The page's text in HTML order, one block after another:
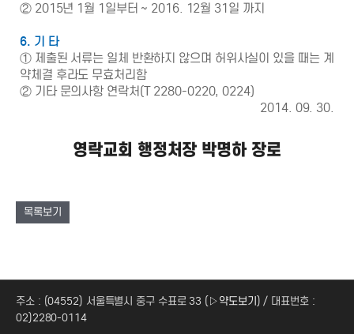
② 2015년 1월 1일부터 ~ 2016. 12월 31일 까지
6. 기 타
① 제출된 서류는 일체 반환하지 않으며 허위사실이 있을 때는 계
약체결 후라도 무효처리함
② 기타 문의사항 연락처(T 2280-0220, 0224)
2014. 09. 30.
영락교회 행정처장 박명하 장로
목록보기
주소 : (04552) 서울특별시 중구 수표로 33 (▷약도보기 ) / 대표번호 :
02)2280-0114